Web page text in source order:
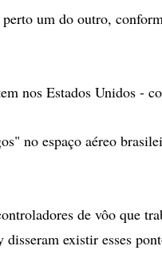
um do outro,
nos Estados Unidos -
no espaço aéreo
de vôo que
existir esses